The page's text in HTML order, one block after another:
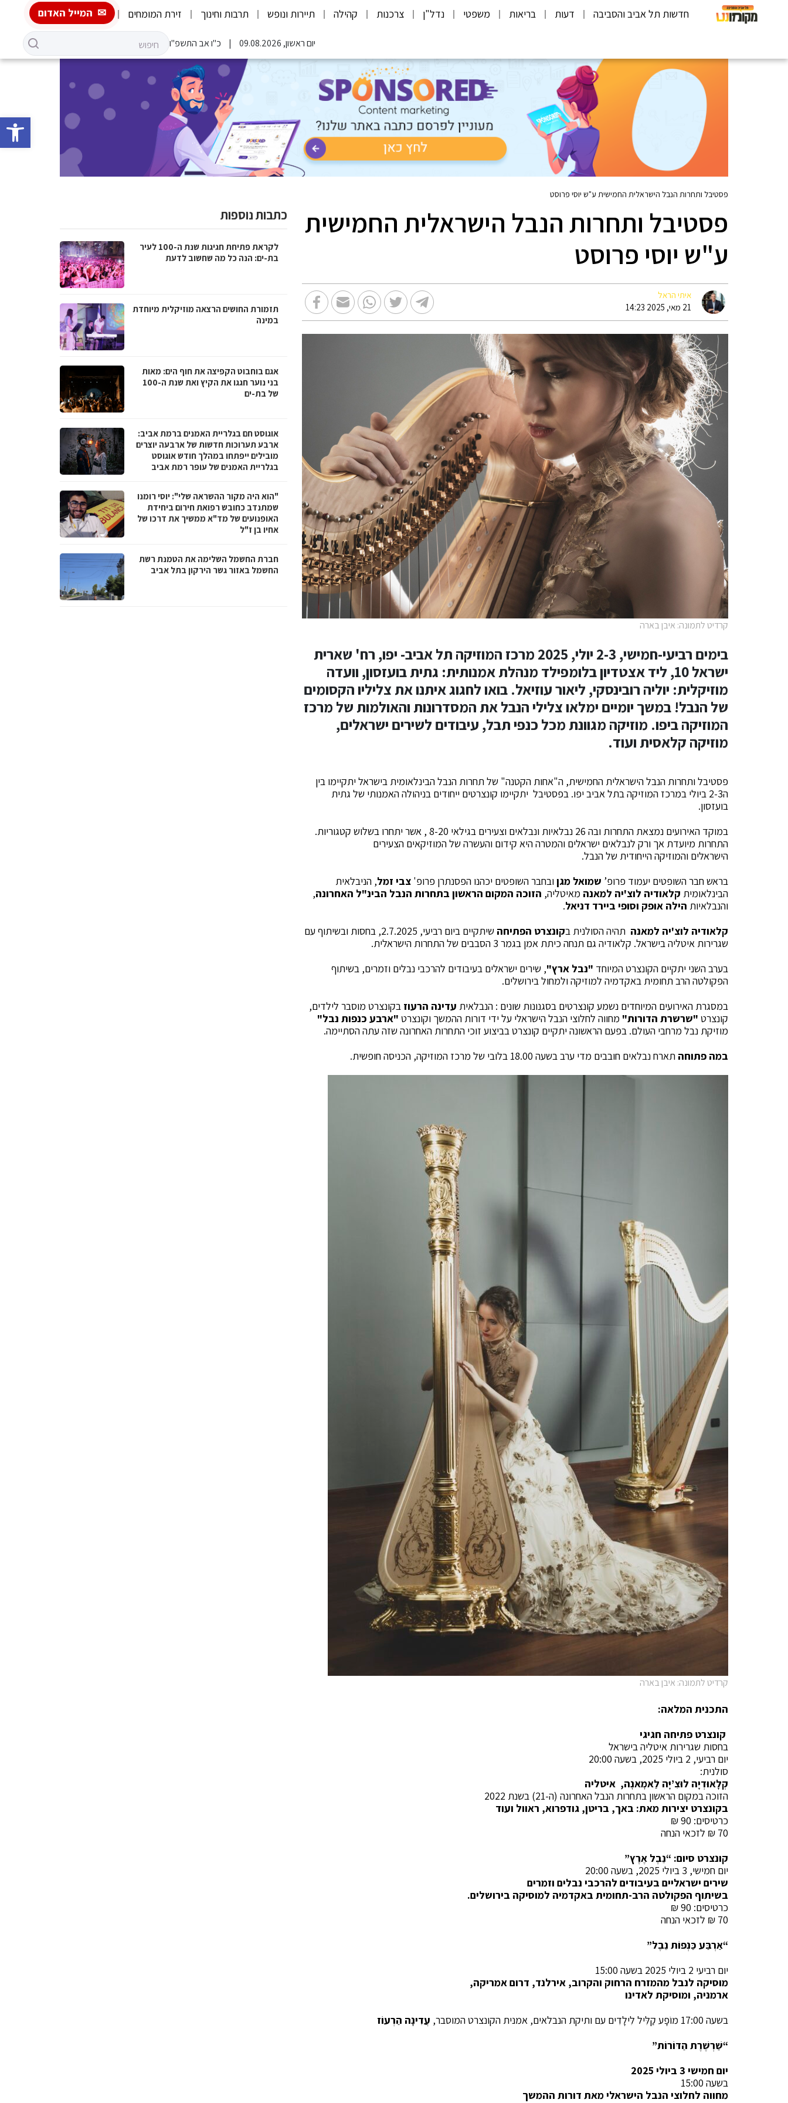
פתח
חדשות תל אביב והסביבה דעות בריאות משפטי נדל"ן צרכנות קהילה תיירות ונופש תרבות וחינוך זירת המומחים המייל האדום
יום ראשון, 09.08.2026 כ"ו אב התשפ"ו
פסטיבל ותחרות הנבל הישראלית החמישית ע"ש יוסי פרוסט
פסטיבל ותחרות הנבל הישראלית החמישית
ע"ש יוסי פרוסט
איתי הראל
21 מאי, 2025 14:23
קרדיט לתמונה: איבן בארה
בימים רביעי-חמישי, 2-3 יולי, 2025 מרכז המוזיקה תל אביב- יפו, רח' שארית
ישראל 10, ליד אצטדיון בלומפילד מנהלת אמנותית: גתית בועזסון, וועדה
מוזיקלית: יוליה רובינסקי, ליאור עוזיאל. בואו לחגוג איתנו את צליליו הקסומים
של הנבל! במשך יומיים ימלאו צלילי הנבל את המסדרונות והאולמות של מרכז
המוזיקה ביפו. מוזיקה מגוונת מכל כנפי תבל, עיבודים לשירים ישראלים,
מוזיקה קלאסית ועוד.
פסטיבל ותחרות הנבל הישראלית החמישית, ה"אחות הקטנה" של תחרות הנבל הבינלאומית בישראל יתקיימו בין
ה2-3 ביולי במרכז המוזיקה בתל אביב יפו. בפסטיבל יתקיימו קונצרטים ייחודים בניהולה האמנותי של גתית
בועזסון.
במוקד האירועים נמצאת התחרות ובה 26 נבלאיות ונבלאים וצעירים בגילאי 8-20 , אשר יתחרו בשלוש קטגוריות.
התחרות מיועדת אך ורק לנבלאים ישראלים והמטרה היא קידום והעשרה של המוזיקאים הצעירים
הישראלים והמוזיקה הייחודית של הנבל.
בראש חבר השופטים יעמוד פרופ’ שמואל מגןובחבר השופטים יכהנו הפסנתרן פרופ' צבי זמל, הניבלאית
הבינלאומית קלאודיה לוצ'יה למאנה מאיטליה, הזוכה המקום הראשון בתחרות הנבל הבינ"ל האחרונה,
והנבלאיות הילה אופק וסופי ביירד דניאל.
קלאודיה לוצ'יה למאנה תהיה הסולנית בקונצרט הפתיחה
שיתקיים ביום רביעי, 2.7.2025, בחסות ובשיתוף עם
שגרירות איטליה בישראל. קלאודיה גם תנחה כיתת אמן בגמר 3 הסבבים של התחרות הישראלית.
בערב השני יתקיים הקונצרט המיוחד "נבל ארץ", שירים ישראלים בעיבודים להרכבי נבלים וזמרים, בשיתוף
הפקולטה הרב תחומית באקדמיה למוזיקה ולמחול בירושלים.
במסגרת האירועים המיוחדים נשמע קונצרטים בסגנונות שונים : הנבלאית עדינה הרעוז בקונצרט מוסבר לילדים,
קונצרט "שרשרת הדורות" מחווה לחלוצי הנבל הישראלי על ידי דורות ההמשך וקונצרט "ארבע כנפות נבל"
מוזיקת נבל מרחבי העולם. בפעם הראשונה יתקיים קונצרט בביצוע זוכי התחרות האחרונה שזה עתה הסתיימה.
במה פתוחה תארח נבלאים חובבים מדי ערב בשעה 18.00 בלובי של מרכז המוזיקה, הכניסה חופשית.
קרדיט לתמונה: איבן בארה
התכנית המלאה:
קונצרט פתיחה חגיגי
בחסות שגרירות איטליה בישראל
יום רביעי, 2 ביולי 2025, בשעה 20:00
סולנית:
קְלָאוּדְיָה לוּצִ’יָּה לַאמׇאנׇה, איטליה
הזוכה במקום הראשון בתחרות הנבל האחרונה (ה-21) בשנת 2022
בקונצרט יצירות מאת: באך, בריטן, גודפרוא, ראוול ועוד
כרטיסים: 90 ₪
70 ₪ לזכאי הנחה
קונצרט סיום: “נֵבֶל אֶרֶץ”
יום חמישי, 3 ביולי 2025, בשעה 20:00
שירים ישראליים בעיבודים להרכבי נבלים וזמרים
בשיתוף הפקולטה הרב-תחומית באקדמיה למוסיקה בירושלים.
כרטיסים: 90 ₪
70 ₪ לזכאי הנחה
“אַרְבַּע כַּנְפוֹת נֵבֶל”
יום רביעי 2 ביולי 2025 בשעה 15:00
מוסיקה לנבל מהמזרח הרחוק והקרוב, אירלנד, דרום אמריקה,
ארמניה, ומוסיקת לאדינו
בשעה 17:00 מוֹפָע קַלִּיל לִילָדִים עם ותיקת הנבלאים, אמנית הקונצרט המוסבר,
עֲדִינָה הַרְעוֹז
“שַׁרְשֶׁרֶת הַדּוֹרוֹת”
יום חמישי 3 ביולי 2025
בשעה 15:00
מחווה לחלוצי הנבל הישראלי מאת דורות ההמשך
כתבות נוספות
לקראת פתיחת חגיגות שנת ה-100 לעיר
בת-ים: הנה כל מה שחשוב לדעת
תזמורת החושים הרצאה מוזיקלית מיוחדת
במינה
אגם בוחבוט הקפיצה את חוף הים: מאות
בני נוער חגגו את הקיץ ואת שנת ה-100
של בת-ים
אוגוסט חם בגלריית האמנים ברמת אביב:
ארבע תערוכות חדשות של ארבעה יוצרים
מובילים ייפתחו במהלך חודש אוגוסט
בגלריית האמנים של עופר רמת אביב
"הוא היה מקור ההשראה שלי": יוסי רומנו
שמתנדב כחובש רפואת חירום ביחידת
האופנועים של מד"א ממשיך את דרכו של
אחיו בן ז"ל
חברת החשמל השלימה את הטמנת רשת
החשמל באזור גשר הירקון בתל אביב